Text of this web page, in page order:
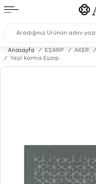
Anasayfa / EŞARP / AKER /
/
Yeşil Karma Eşarp